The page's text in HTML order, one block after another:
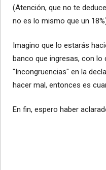
(Atención, que no te
no es lo mismo que un
Imagino que lo estarás
banco que ingresas, con lo
"Incongruencias" en la
hacer mal, entonces es
En fin, espero haber